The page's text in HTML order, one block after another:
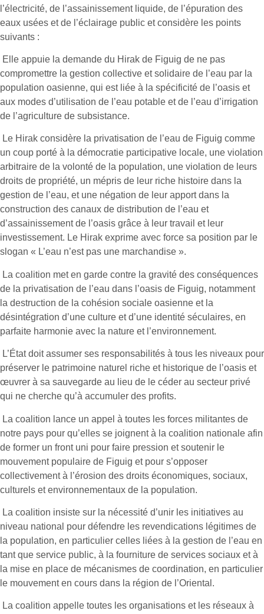
l’électricité, de l’assainissement liquide, de l’épuration des
eaux usées et de l’éclairage public et considère les points
suivants :
­ Elle appuie la demande du Hirak de Figuig de ne pas
compromettre la gestion collective et solidaire de l’eau par la
population oasienne, qui est liée à la spécificité de l’oasis et
aux modes d’utilisation de l’eau potable et de l’eau d’irrigation
de l’agriculture de subsistance.
­ Le Hirak considère la privatisation de l’eau de Figuig comme
un coup porté à la démocratie participative locale, une violation
arbitraire de la volonté de la population, une violation de leurs
droits de propriété, un mépris de leur riche histoire dans la
gestion de l’eau, et une négation de leur apport dans la
construction des canaux de distribution de l’eau et
d’assainissement de l’oasis grâce à leur travail et leur
investissement. Le Hirak exprime avec force sa position par le
slogan « L’eau n’est pas une marchandise ».
­ La coalition met en garde contre la gravité des conséquences
de la privatisation de l’eau dans l’oasis de Figuig, notamment
la destruction de la cohésion sociale oasienne et la
désintégration d’une culture et d’une identité séculaires, en
parfaite harmonie avec la nature et l’environnement.
­ L’État doit assumer ses responsabilités à tous les niveaux pour
préserver le patrimoine naturel riche et historique de l’oasis et
œuvrer à sa sauvegarde au lieu de le céder au secteur privé
qui ne cherche qu’à accumuler des profits.
­ La coalition lance un appel à toutes les forces militantes de
notre pays pour qu’elles se joignent à la coalition nationale afin
de former un front uni pour faire pression et soutenir le
mouvement populaire de Figuig et pour s’opposer
collectivement à l’érosion des droits économiques, sociaux,
culturels et environnementaux de la population.
­ La coalition insiste sur la nécessité d’unir les initiatives au
niveau national pour défendre les revendications légitimes de
la population, en particulier celles liées à la gestion de l’eau en
tant que service public, à la fourniture de services sociaux et à
la mise en place de mécanismes de coordination, en particulier
le mouvement en cours dans la région de l’Oriental.
­ La coalition appelle toutes les organisations et les réseaux à